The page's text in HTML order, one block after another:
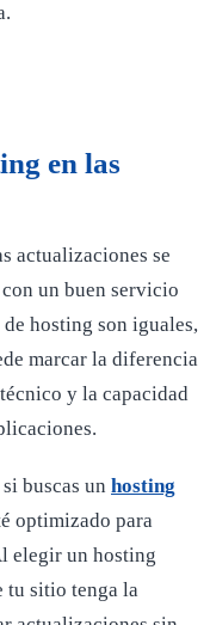
en las
actualizaciones se
un buen servicio
hosting son iguales,
marcar la diferencia
y la capacidad
buscas un hosting
optimizado para
elegir un hosting
tu sitio tenga la